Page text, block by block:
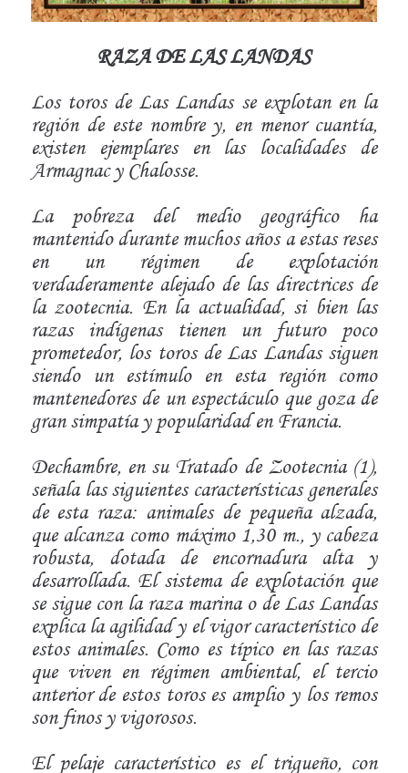
RAZA DE LAS LANDAS
Los toros de Las Landas se explotan en la
región de este nombre y, en menor cuantía,
existen ejemplares en las localidades de
Armagnac y Chalosse.
La pobreza del medio geográfico ha
mantenido durante muchos años a estas reses
en un régimen de explotación
verdaderamente alejado de las directrices de
la zootecnia. En la actualidad, si bien las
razas indígenas tienen un futuro poco
prometedor, los toros de Las Landas siguen
siendo un estímulo en esta región como
mantenedores de un espectáculo que goza de
gran simpatía y popularidad en Francia.
Dechambre, en su Tratado de Zootecnia (1),
señala las siguientes características generales
de esta raza: animales de pequeña alzada,
que alcanza como máximo 1,30 m., y cabeza
robusta, dotada de encornadura alta y
desarrollada. El sistema de explotación que
se sigue con la raza marina o de Las Landas
explica la agilidad y el vigor característico de
estos animales. Como es típico en las razas
que viven en régimen ambiental, el tercio
anterior de estos toros es amplio y los remos
son finos y vigorosos.
El pelaje característico es el trigueño, con